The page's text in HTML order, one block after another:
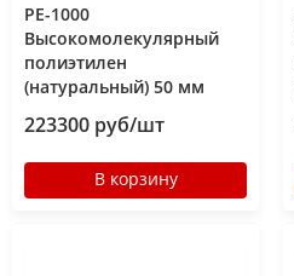
РЕ-1000
Высокомолекулярный
полиэтилен
(натуральный) 50 мм
223300 руб/шт
В корзину